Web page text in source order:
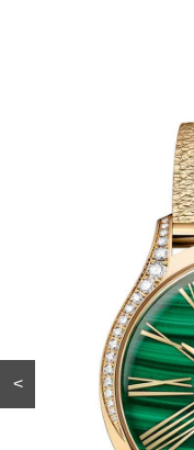
<
【ロボット掃除機】を選ぶ
ならこれ！水拭きも吸引力
も、圧倒的な「清掃能力」